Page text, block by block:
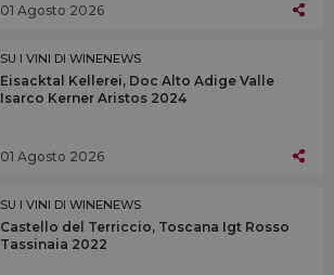
01 Agosto 2026
SU I VINI DI WINENEWS
Eisacktal Kellerei, Doc Alto Adige Valle
Isarco Kerner Aristos 2024
01 Agosto 2026
SU I VINI DI WINENEWS
Castello del Terriccio, Toscana Igt Rosso
Tassinaia 2022